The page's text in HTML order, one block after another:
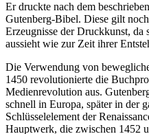
Er druckte nach dem
Gutenberg-Bibel. Diese gilt
Erzeugnisse der Druckkunst, da
aussieht wie zur Zeit ihrer
Die Verwendung von
1450 revolutionierte die
Medienrevolution aus.
schnell in Europa, später in der
Schlüsselelement der
Hauptwerk, die zwischen 1452